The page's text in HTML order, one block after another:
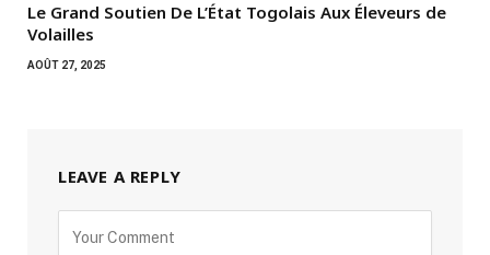
Le Grand Soutien De L’État Togolais Aux Éleveurs de
Volailles
AOÛT 27, 2025
LEAVE A REPLY